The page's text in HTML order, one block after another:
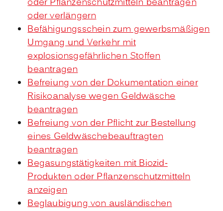
oder verlängern
Befähigungsschein zum gewerbsmäßigen
Umgang und Verkehr mit
explosionsgefährlichen Stoffen
beantragen
Befreiung von der Dokumentation einer
Risikoanalyse wegen Geldwäsche
beantragen
Befreiung von der Pflicht zur Bestellung
eines Geldwäschebeauftragten
beantragen
Begasungstätigkeiten mit Biozid-
Produkten oder Pflanzenschutzmitteln
anzeigen
Beglaubigung von ausländischen